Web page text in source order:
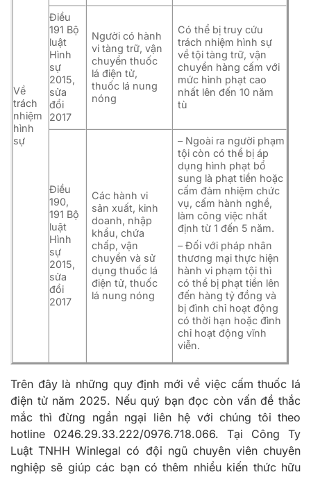
Về
trách
nhiệm
hình
sự
Điều
191 Bộ
luật
Hình
sự
2015,
sửa
đổi
2017
Người có hành
vi tàng trữ, vận
chuyển thuốc
lá điện tử,
thuốc lá nung
nóng
Có thể bị truy cứu
trách nhiệm hình sự
về tội tàng trữ, vận
chuyển hàng cấm với
mức hình phạt cao
nhất lên đến 10 năm
tù
Điều
190,
191 Bộ
luật
Hình
sự
2015,
sửa
đổi
2017
Các hành vi
sản xuất, kinh
doanh, nhập
khẩu, chứa
chấp, vận
chuyển và sử
dụng thuốc lá
điện tử, thuốc
lá nung nóng
– Ngoài ra người phạm
tội còn có thể bị áp
dụng hình phạt bổ
sung là phạt tiền hoặc
cấm đảm nhiệm chức
vụ, cấm hành nghề,
làm công việc nhất
định từ 1 đến 5 năm.
– Đối với pháp nhân
thương mại thực hiện
hành vi phạm tội thì
có thể bị phạt tiền lên
đến hàng tỷ đồng và
bị đình chỉ hoạt động
có thời hạn hoặc đình
chỉ hoạt động vĩnh
viễn.
Trên đây là những quy định mới về việc cấm thuốc lá
điện tử năm 2025. Nếu quý bạn đọc còn vấn đề thắc
mắc thì đừng ngần ngại liên hệ với chúng tôi theo
hotline 0246.29.33.222/0976.718.066. Tại Công Ty
Luật TNHH Winlegal có đội ngũ chuyên viên chuyên
nghiệp sẽ giúp các bạn có thêm nhiều kiến thức hữu